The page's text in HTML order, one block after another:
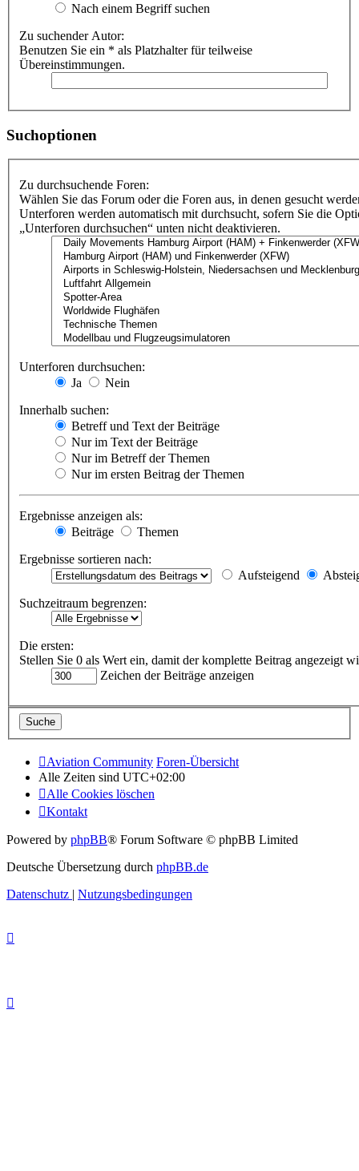
Nach einem Begriff suchen
Zu suchender Autor:
Benutzen Sie ein * als Platzhalter für teilweise
Übereinstimmungen.
Suchoptionen
Zu durchsuchende Foren:
Wählen Sie das Forum oder die Foren aus, in denen gesucht
Unterforen werden automatisch mit durchsucht, sofern Sie die
„Unterforen durchsuchen“ unten nicht deaktivieren.
Unterforen durchsuchen:
Ja
Nein
Innerhalb suchen:
Betreff und Text der Beiträge
Nur im Text der Beiträge
Nur im Betreff der Themen
Nur im ersten Beitrag der Themen
Ergebnisse anzeigen als:
Beiträge
Themen
Ergebnisse sortieren nach:
Aufsteigend
Suchzeitraum begrenzen:
Die ersten:
Stellen Sie 0 als Wert ein, damit der komplette Beitrag angezeigt
Zeichen der Beiträge anzeigen
Aviation Community Foren-Übersicht
Alle Zeiten sind UTC+02:00
Alle Cookies löschen
Kontakt
Powered by phpBB® Forum Software © phpBB Limited
Deutsche Übersetzung durch phpBB.de
Datenschutz | Nutzungsbedingungen